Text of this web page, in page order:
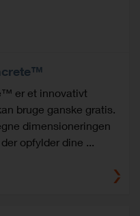
er et innovativt
bruge ganske gratis.
dimensioneringen
opfylder dine ...